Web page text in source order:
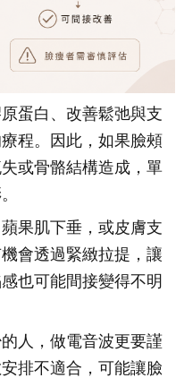
蛋白、改善鬆弛與支
程。因此，如果臉頰
或骨骼結構造成，單
果肌下垂，或皮膚支
會透過緊緻拉提，讓
也可能間接變得不明
人，做電音波更要謹
排不適合，可能讓臉